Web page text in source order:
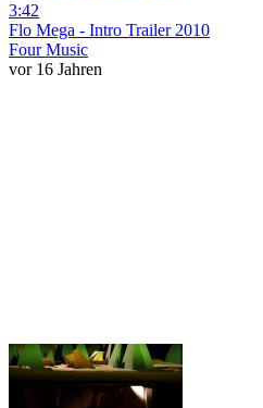
3:42
Flo Mega - Intro Trailer 2010
Four Music
vor 16 Jahren